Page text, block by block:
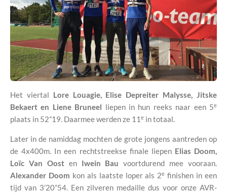
Het viertal Lore Louagie, Elise Depreiter Malysse, Jitske
Bekaert en Liene Bruneel liepen in hun reeks naar een 5e
plaats in 52”19. Daarmee werden ze 11 e in totaal.
Later in de namiddag mochten de grote jongens aantreden op
de 4x400m. In een rechtstreekse finale liepen Elias Doom,
Loïc Van Oost enIwein Bau voortdurend mee vooraan.
Alexander Doom kon als laatste loper als 2e finishen in een
tijd van 3’20”54. Een zilveren medaille dus voor onze AVR-